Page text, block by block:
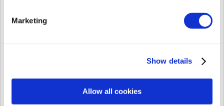
Marketing
Show details
Allow all cookies
Product Model